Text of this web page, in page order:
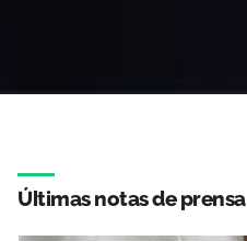
Últimas notas de prensa